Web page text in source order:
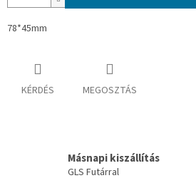
78*45mm
KÉRDÉS MEGOSZTÁS
Másnapi kiszállítás
GLS Futárral